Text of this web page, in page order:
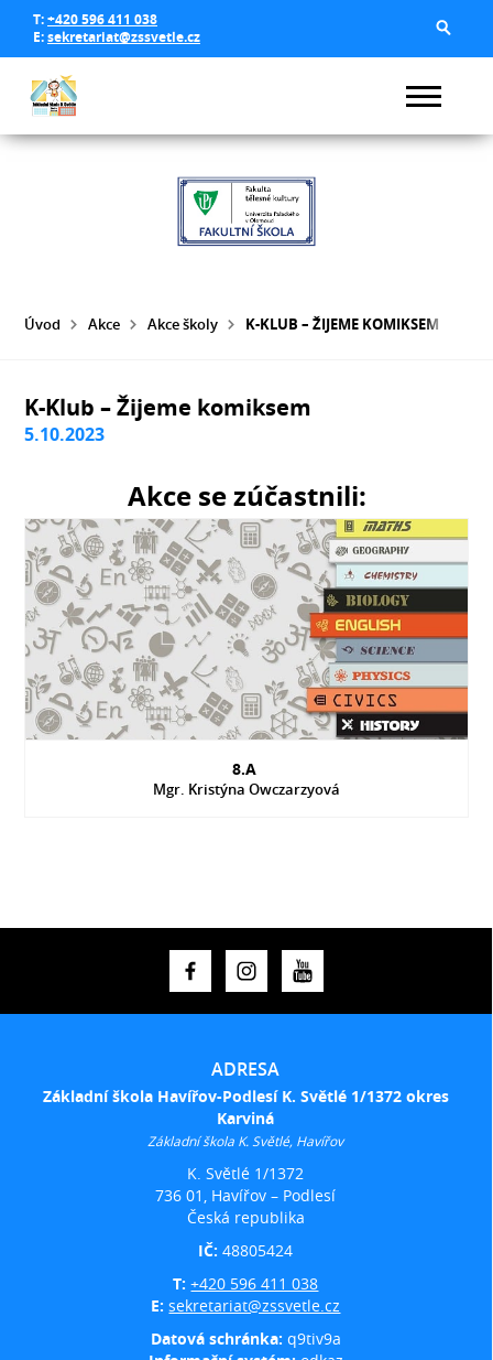
T:+420 596 411 038
E:sekretariat@zssvetle.cz
Úvod Akce Akce školy K-KLUB – ŽIJEME KOMIKSEM
K-Klub – Žijeme komiksem
5.10.2023
Akce se zúčastnili:
8.A
Mgr. Kristýna Owczarzyová
ADRESA
Základní škola Havířov-Podlesí K. Světlé 1/1372 okres
Karviná
Základní škola K. Světlé, Havířov
K. Světlé 1/1372
736 01, Havířov – Podlesí
Česká republika
IČ:48805424
T:+420 596 411 038
E:sekretariat@zssvetle.cz
Datová schránka: q9tiv9a